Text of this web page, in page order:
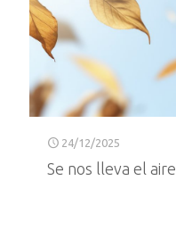
24/12/2025
Se nos lleva el aire